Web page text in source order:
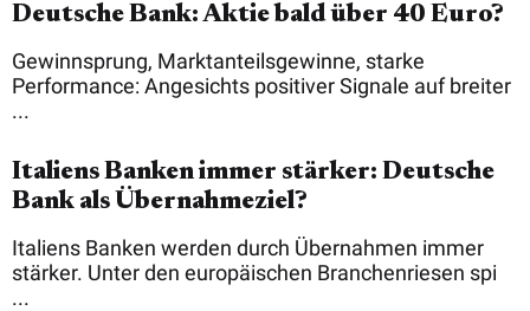
Deutsche Bank: Aktie bald über 40 Euro?
Gewinnsprung, Marktanteilsgewinne, starke
Performance: Angesichts positiver Signale auf breiter
...
Italiens Banken immer stärker: Deutsche
Bank als Übernahmeziel?
Italiens Banken werden durch Übernahmen immer
stärker. Unter den europäischen Branchenriesen spi
...